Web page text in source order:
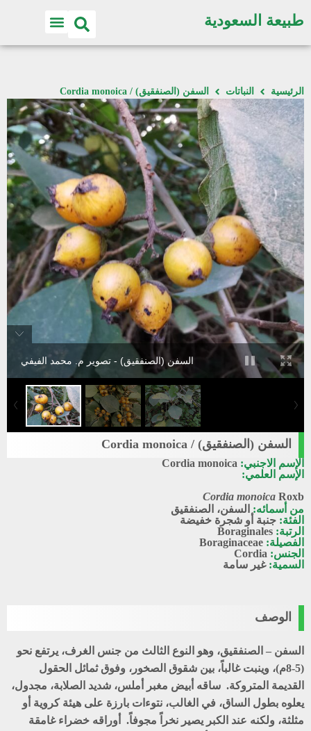
طبيعة السعودية
الرئيسية النباتات السفن (الصنفقيق) / Cordia monoica
السفن (الصنفقيق) - تصوير م. محمد الفيفي
السفن (الصنفقيق) / Cordia monoica
الإسم الاجنبي: Cordia monoica
الإسم العلمي:
Cordia monoica Roxb
من أسمائه: السفن، الصنفقيق
الفئة: جنبة أو شجرة خفيضة
الرتبة: Boraginales
الفصيلة: Boraginaceae
الجنس: Cordia
السمية:غير سامة
الوصف
السفن – الصنفقيق، وهو النوع الثالث من جنس الغرف، يرتفع نحو
(5-8م)، وينبت غالباً، بين شقوق الصخور، وفوق ثمائل الحقول
القديمة المتروكة. ساقه أبيض مغبر أملس، شديد الصلابة، مجدول،
يعلوه بطول الساق، في الغالب، نتوءات بارزة على هيئة كروية أو
مثلثة، ولكنه عند الكبر يصير نخراً مجوفاً. أوراقه خضراء غامقة